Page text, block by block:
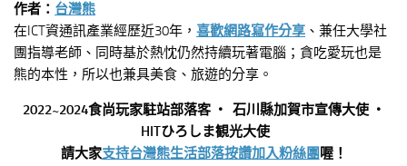
作者： 台灣熊
在ICT資通訊產業經歷近30年， 喜歡網路寫作分享 、兼任大學社
團指導老師、同時基於熱忱仍然持續玩著電腦；貪吃愛玩也是
熊的本性，所以也兼具美食、旅遊的分享。
2022~2024食尚玩家駐站部落客 ‧ 石川縣加賀市宣傳大使 ‧
HITひろしま観光大使
請大家支持台灣熊生活部落按讚加入粉絲團喔！